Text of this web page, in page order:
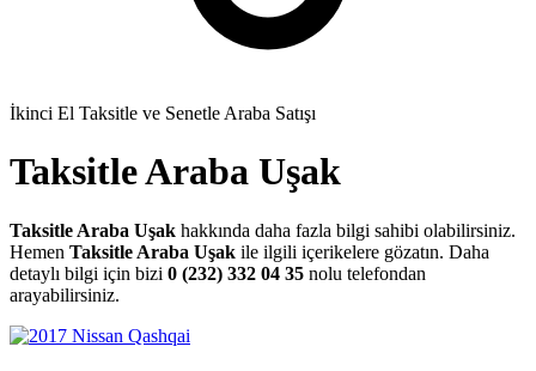
İkinci El Taksitle ve Senetle Araba Satışı
Taksitle Araba Uşak
Taksitle Araba Uşak hakkında daha fazla bilgi sahibi olabilirsiniz.
Hemen Taksitle Araba Uşak ile ilgili içerikelere gözatın. Daha
detaylı bilgi için bizi 0 (232) 332 04 35 nolu telefondan
arayabilirsiniz.